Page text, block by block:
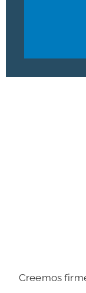
Creemos